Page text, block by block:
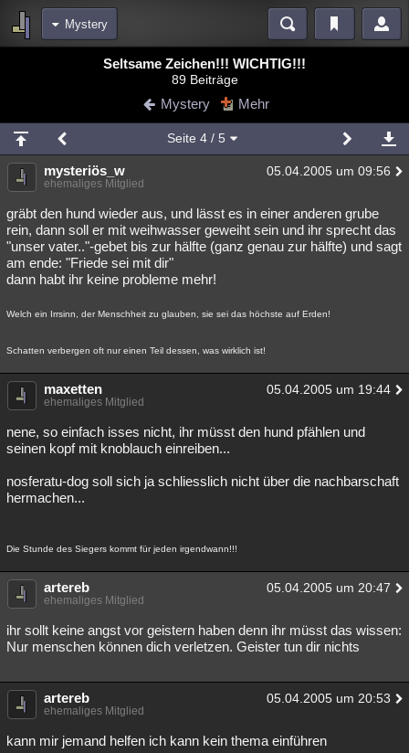
Mystery
Blogs
Chat Wiki Neuigkeiten
meine Rubriken
Menschen Wissenschaft Mystery Kriminalfälle
Spiritualität Verschwörungen Technologie Ufologie
Natur Umfragen Unterhaltung
weitere Rubriken
Musik Clash Verbesserungen Allmystery English
Übersichten
Besucht Teilgenommen Alle Neue Geschlossen
Seltsame Zeichen!!! WICHTIG!!!
89 Beiträge
Mystery Mehr
Seite 4/ 5
mysteriös_w 05.04.2005 um 09:56
ehemaliges Mitglied
gräbt den hund wieder aus, und lässt es in einer anderen grube
rein, dann soll er mit weihwasser geweiht sein und ihr sprecht das
"unser vater.."-gebet bis zur hälfte (ganz genau zur hälfte) und sagt
am ende: "Friede sei mit dir"
dann habt ihr keine probleme mehr!
Welch ein Irrsinn, der Menschheit zu glauben, sie sei das höchste auf Erden!
Schatten verbergen oft nur einen Teil dessen, was wirklich ist!
maxetten 05.04.2005 um 19:44
ehemaliges Mitglied
nene, so einfach isses nicht, ihr müsst den hund pfählen und
seinen kopf mit knoblauch einreiben...
nosferatu-dog soll sich ja schliesslich nicht über die nachbarschaft
hermachen...
Die Stunde des Siegers kommt für jeden irgendwann!!!
artereb 05.04.2005 um 20:47
ehemaliges Mitglied
ihr sollt keine angst vor geistern haben denn ihr müsst das wissen:
Nur menschen können dich verletzen. Geister tun dir nichts
artereb 05.04.2005 um 20:53
ehemaliges Mitglied
kann mir jemand helfen ich kann kein thema einführen